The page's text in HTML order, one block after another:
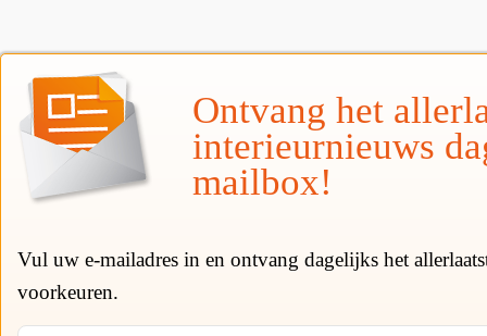
Ontvang het
interieurnieuws
mailbox!
Vul uw e-mailadres in en ontvang dagelijks het
voorkeuren.